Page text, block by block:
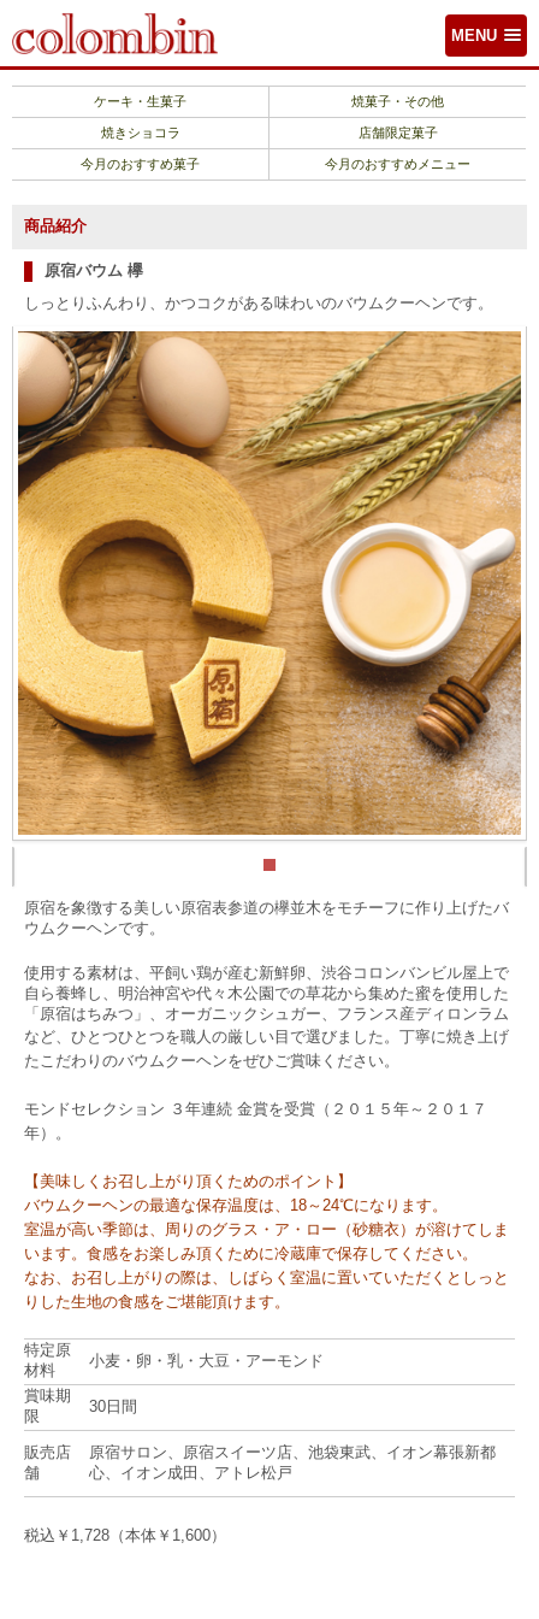
MENU
ケーキ・生菓子 焼菓子・その他
焼きショコラ 店舗限定菓子
今月のおすすめ菓子 今月のおすすめメニュー
商品紹介
原宿バウム 欅
しっとりふんわり、かつコクがある味わいのバウムクーヘンです。
原宿を象徴する美しい原宿表参道の欅並木をモチーフに作り上げたバ
ウムクーヘンです。
使用する素材は、平飼い鶏が産む新鮮卵、渋谷コロンバンビル屋上で
自ら養蜂し、明治神宮や代々木公園での草花から集めた蜜を使用した
「原宿はちみつ」、オーガニックシュガー、フランス産ディロンラム
など、ひとつひとつを職人の厳しい目で選びました。 丁寧に焼き上げ
たこだわりのバウムクーヘンをぜひご賞味ください。
モンドセレクション ３年連続 金賞を受賞（２０１５年～２０１７
年）。
【美味しくお召し上がり頂くためのポイント】
バウムクーヘンの最適な保存温度は、 18～24℃になります。
室温が高い季節は、周りのグラス・ア・ロー（砂糖衣）が溶けてしま
います。食感をお楽しみ頂くために冷蔵庫で保存してください。
なお、お召し上がりの際は、しばらく室温に置いていただくとしっと
りした生地の食感をご堪能頂けます。
特定原
材料
小麦・卵・乳・大豆・アーモンド
賞味期
限
30日間
販売店
舗
原宿サロン、原宿スイーツ店、池袋東武、イオン幕張新都
心、イオン成田、アトレ松戸
税込￥1,728（本体￥1,600）